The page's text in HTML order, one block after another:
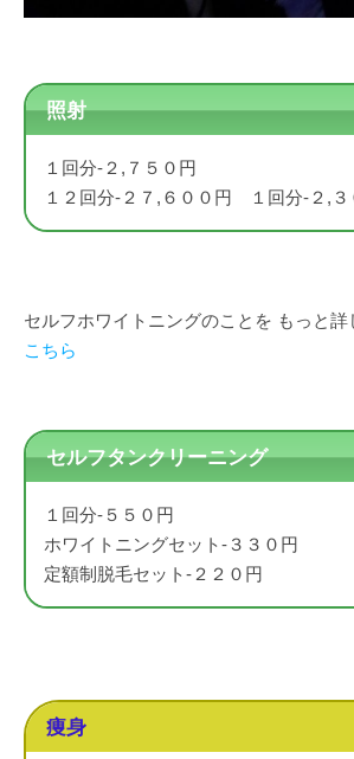
照射
１回分-２,７５０円
１２回分-２７,６００円 １回分-２,３
セルフホワイトニングのことを もっと
こちら
セルフタンクリーニング
１回分-５５０円
ホワイトニングセット-３３０円
定額制脱毛セット-２２０円
痩身